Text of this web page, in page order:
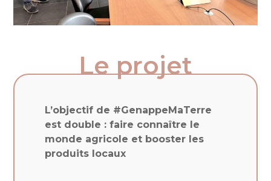
Le projet
L’objectif de #GenappeMaTerre
est double : faire connaître le
monde agricole et booster les
produits locaux